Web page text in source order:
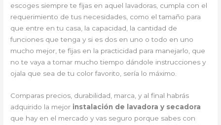
escoges siempre te fijas en aquel lavadoras, cumpla con el
requerimiento de tus necesidades, como el tamaño para
que entre en tu casa, la capacidad, la cantidad de
funciones que tenga y si es dos en uno o todo en uno
mucho mejor, te fijas en la practicidad para manejarlo, que
no te vaya a tomar mucho tiempo dándole instrucciones y
ojala que sea de tu color favorito, sería lo máximo.
Comparas precios, durabilidad, marca, y al final habrás
adquirido la mejor instalación de lavadora y secadora
que hay en el mercado y vas seguro porque sabes con